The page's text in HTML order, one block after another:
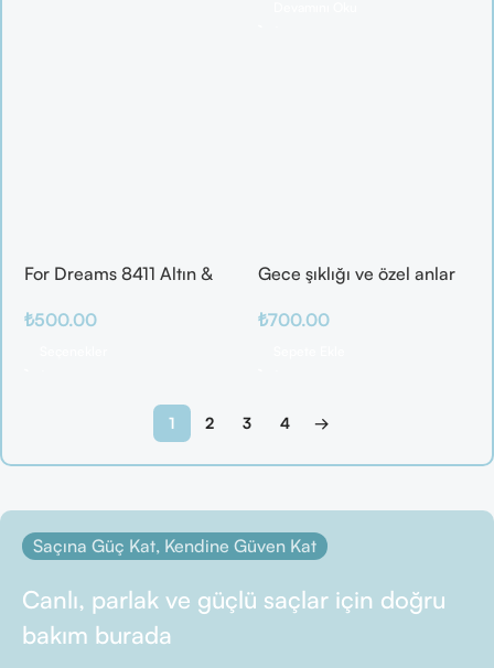
For Dreams 8411 Altın &
Takımı
₺500.00
Gece şıklığı ve özel anlar
₺700.00
1 2 3 4 →
Saçına Güç Kat, Kendine Güven Kat
Canlı, parlak ve güçlü saçlar için doğru
bakım burada